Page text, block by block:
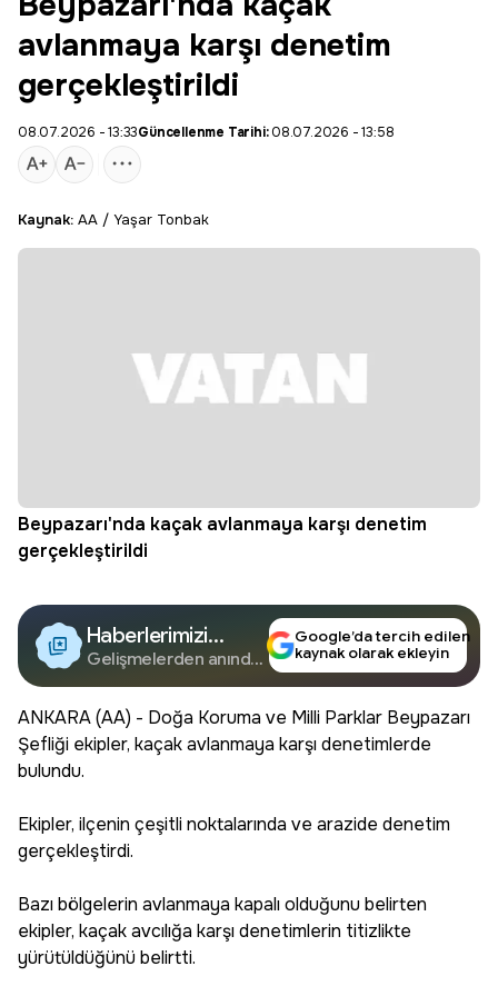
avlanmaya karşı denetim
gerçekleştirildi
08.07.2026 - 13:33Güncellenme Tarihi:08.07.2026 - 13:58
Kaynak: AA / Yaşar Tonbak
Beypazarı'nda kaçak avlanmaya karşı denetim
gerçekleştirildi
Haberlerimizi
Google'da Takip
Edin
Gelişmelerden anında
Google’da tercih edilen
kaynak olarak ekleyin
ANKARA (AA) - Doğa Koruma ve Milli Parklar Beypazarı
Şefliği ekipler, kaçak avlanmaya karşı denetimlerde
bulundu.
Ekipler, ilçenin çeşitli noktalarında ve arazide denetim
gerçekleştirdi.
Bazı bölgelerin avlanmaya kapalı olduğunu belirten
ekipler, kaçak avcılığa karşı denetimlerin titizlikte
yürütüldüğünü belirtti.